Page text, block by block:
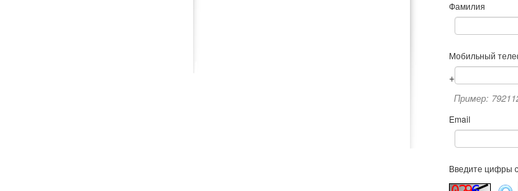
Фамилия
Мобильный
+
Пример:
Email
Введите цифры